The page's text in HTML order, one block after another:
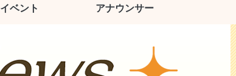
イベント アナウンサー